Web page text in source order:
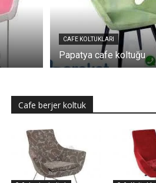
CAFE KOLTUKLARI
Papatya cafe koltuğu
Cafe berjer koltuk